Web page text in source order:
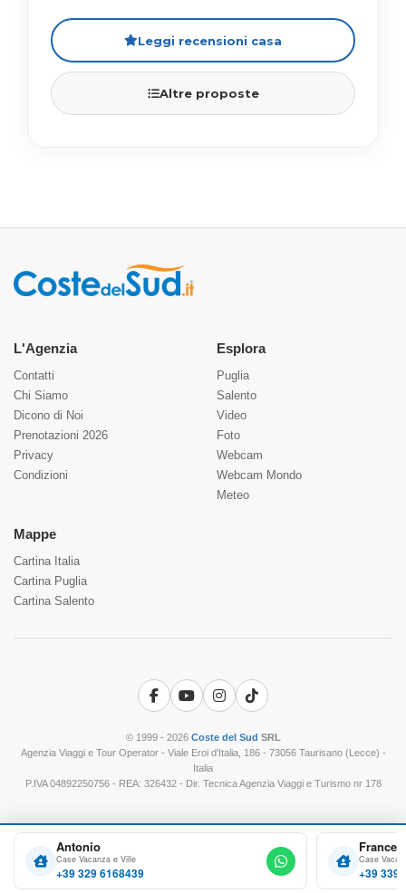
Leggi recensioni casa
Altre proposte
Antonio
Case Vacanza e Ville
+39 329 6168439
Case
+39 339
L'Agenzia
Contatti
Chi Siamo
Dicono di Noi
Prenotazioni 2026
Privacy
Condizioni
Esplora
Puglia
Salento
Video
Foto
Webcam
Webcam Mondo
Meteo
Mappe
Cartina Italia
Cartina Puglia
Cartina Salento
Facebook
YouTubeInstagram
TikTok
© 1999 - 2026 Coste del Sud SRL
Agenzia Viaggi e Tour Operator - Viale Eroi d'Italia, 186 - 73056 Taurisano (Lecce) -
Italia
P.IVA 04892250756 - REA: 326432 - Dir. Tecnica Agenzia Viaggi e Turismo nr 178